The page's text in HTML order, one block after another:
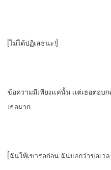
[ไม่ได้ปฏิเสธนะ!]
ข้อความมีเพียงเเค่นั้น​ เเต่เธอตอ
เธอมาก
[ฉันให้เขารอก่อน​ ฉันบอกว่าขอเว